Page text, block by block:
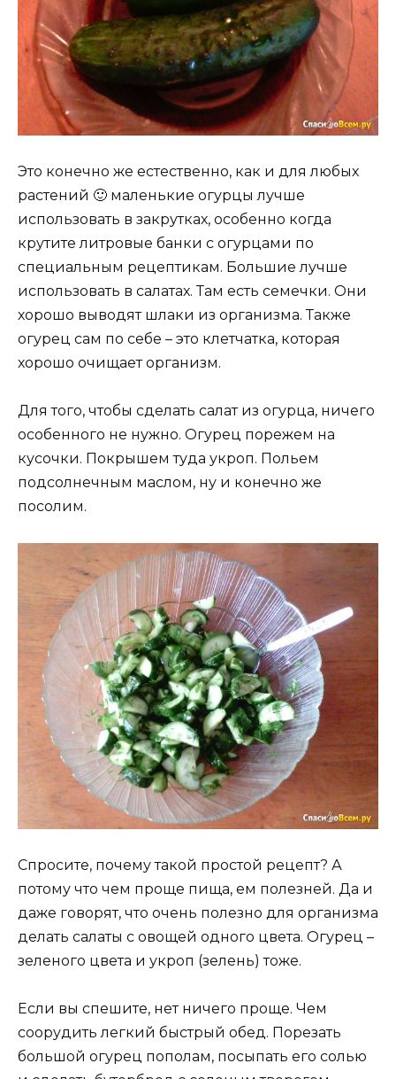
Это конечно же естественно, как и для любых
растений 🙂 маленькие огурцы лучше
использовать в закрутках, особенно когда
крутите литровые банки с огурцами по
специальным рецептикам. Большие лучше
использовать в салатах. Там есть семечки. Они
хорошо выводят шлаки из организма. Также
огурец сам по себе – это клетчатка, которая
хорошо очищает организм.
Для того, чтобы сделать салат из огурца, ничего
особенного не нужно. Огурец порежем на
кусочки. Покрышем туда укроп. Польем
подсолнечным маслом, ну и конечно же
посолим.
Спросите, почему такой простой рецепт? А
потому что чем проще пища, ем полезней. Да и
даже говорят, что очень полезно для организма
делать салаты с овощей одного цвета. Огурец –
зеленого цвета и укроп (зелень) тоже.
Если вы спешите, нет ничего проще. Чем
соорудить легкий быстрый обед. Порезать
большой огурец пополам, посыпать его солью